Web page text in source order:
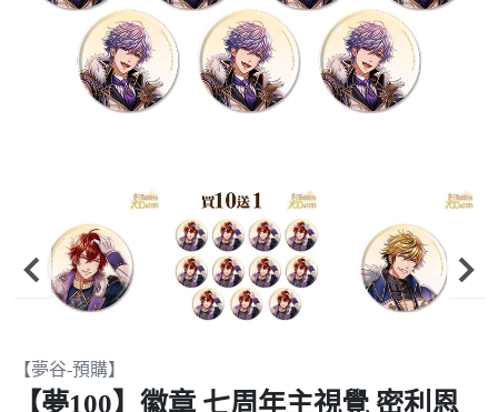
Item
【夢谷-預購】
【夢100】徽章 七周年主視覺 密利恩